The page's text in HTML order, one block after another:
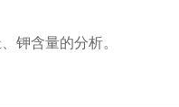
含量的分析。